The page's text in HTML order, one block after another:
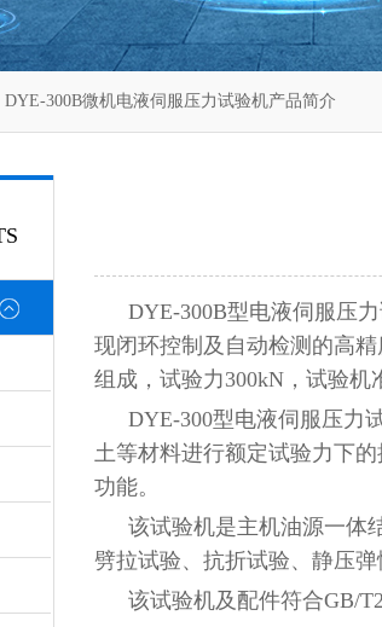
DYE-300B微机电液伺服压力试验机产品简介
DYE-300B型电液伺服压
现闭环控制及自动检测的高
组成，试验力300kN，试验机
DYE-300型电液伺服压力
土等材料进行额定试验力下
功能。
该试验机是主机油源一体
劈拉试验、抗折试验、静压弹
该试验机及配件符合GB/